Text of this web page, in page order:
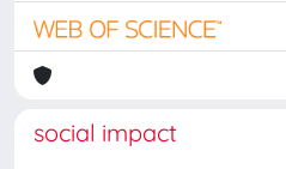
social impact